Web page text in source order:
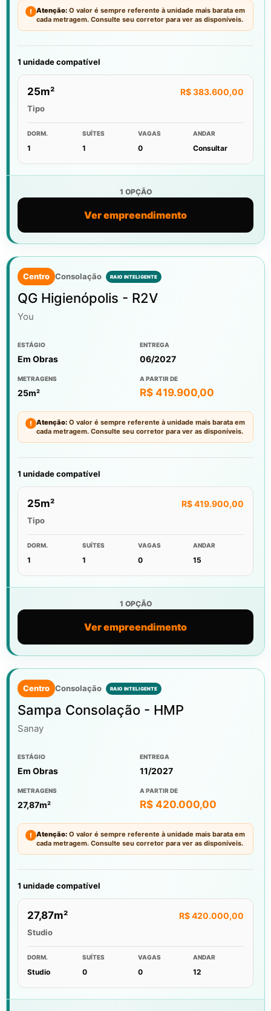
! Atenção: O valor é sempre referente à unidade mais barata em
cada metragem. Consulte seu corretor para ver as disponíveis.
1 unidade compatível
25m² R$ 383.600,00
Tipo
DORM.
1
SUÍTES
1
VAGAS
0
ANDAR
Consultar
1 OPÇÃO
Ver empreendimento
Centro Consolação
QG Higienópolis - R2V
You
ESTÁGIO
Em Obras
ENTREGA
06/2027
METRAGENS
25m²
A PARTIR DE
R$ 419.900,00
! Atenção: O valor é sempre referente à unidade mais barata em
cada metragem. Consulte seu corretor para ver as disponíveis.
1 unidade compatível
25m² R$ 419.900,00
Tipo
DORM.
1
SUÍTES
1
VAGAS
0
ANDAR
15
1 OPÇÃO
Ver empreendimento
Centro Consolação
Sampa Consolação - HMP
Sanay
ESTÁGIO
Em Obras
ENTREGA
11/2027
METRAGENS
27,87m²
A PARTIR DE
R$ 420.000,00
! Atenção: O valor é sempre referente à unidade mais barata em
cada metragem. Consulte seu corretor para ver as disponíveis.
1 unidade compatível
27,87m² R$ 420.000,00
Studio
DORM.
Studio
SUÍTES
0
VAGAS
0
ANDAR
12